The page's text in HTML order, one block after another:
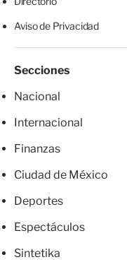
Aviso de Privacidad
Secciones
Nacional
Internacional
Finanzas
Ciudad de México
Deportes
Espectáculos
Sintetika